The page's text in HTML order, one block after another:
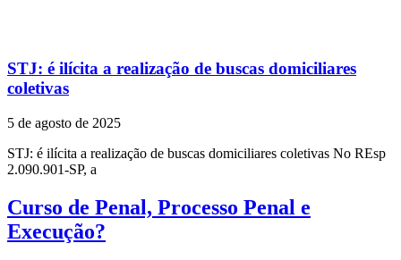
STJ: é ilícita a realização de buscas domiciliares
coletivas
5 de agosto de 2025
STJ: é ilícita a realização de buscas domiciliares coletivas No REsp
2.090.901-SP, a
Curso de Penal, Processo Penal e
Execução?